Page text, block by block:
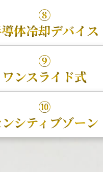
⑧
体冷却デバイス
⑨
ワンスライド式
⑩
シティブゾーン